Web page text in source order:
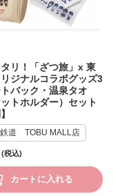
リ！「ざつ旅」x 東
ジナルコラボグッズ3
バック・温泉タオ
トホルダー）セット
道 TOBU MALL店
カートに入れる